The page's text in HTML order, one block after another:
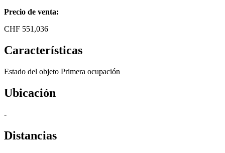
Precio de venta:
CHF 551,036
Características
Estado del objeto Primera ocupación
Ubicación
-
Distancias